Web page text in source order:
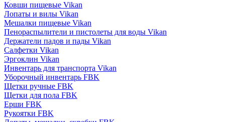
Ковши пищевые Vikan
Лопаты и вилы Vikan
Мешалки пищевые Vikan
Пенораспылители и пистолеты для воды Vikan
Держатели падов и пады Vikan
Салфетки Vikan
Эргоклин Vikan
Инвентарь для транспорта Vikan
Уборочный инвентарь FBK
Щетки ручные FBK
Щетки для пола FBK
Ерши FBK
Рукоятки FBK